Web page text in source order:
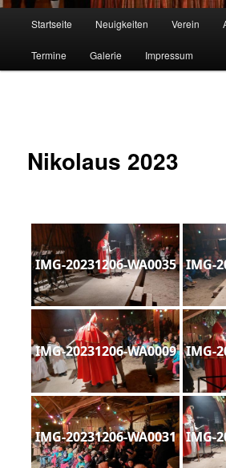
Startseite Neuigkeiten Verein
Termine Galerie Impressum
Nikolaus 2023
IMG-20231206-WA0035 IMG-
IMG-20231206-WA0009 IMG-
IMG-20231206-WA0031 IMG-